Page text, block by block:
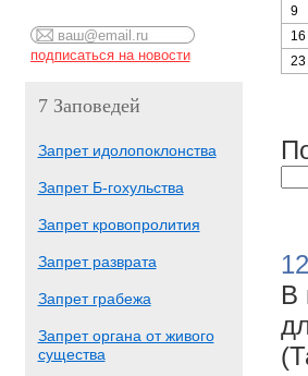
7 Заповедей
Запрет идолопоклонства
Запрет Б-гохульства
Запрет кровопролития
Запрет разврата
Запрет грабежа
Запрет органа от живого
существа
9
16
23
В